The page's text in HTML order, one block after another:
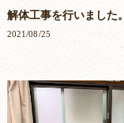
解体工事を行いました。
2021/08/25